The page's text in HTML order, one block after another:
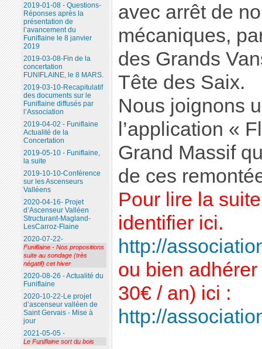
avec arrêt de
mécaniques,
des Grands
Tête des Saix.
Nous joignons
l’application «
Grand Massif
de ces
Pour lire la
identifier ici.
http://
ou bien adhérer
30€ / an) ici :
http://
2019-01-08 - Questions-
Réponses après la
présentation de
l’avancement du
Funiflaine le 8 janvier
2019
2019-03-08-Fin de la
concertation
FUNIFLAINE, le 8 MARS.
2019-03-10-Recapitulatif
des documents sur le
Funiflaine diffusés par
l’Association
2019-04-02 - Funiflaine
Actualité de la
Concertation
2019-05-10 - Funiflaine,
la suite
2019-10-10-Conférence
sur les Ascenseurs
Valléens
2020-04-16- Projet
d’Ascenseur Valléen
Structurant-Magland-
LesCarroz-Flaine
2020-07-22-
Funiflaine - Nos propositions
suite au sondage (très
négatif) cet hiver
2020-08-26 - Actualité du
Funiflaine
2020-10-22-Le projet
d’ascenseur valléen de
Saint Gervais - Mise à
jour
2021-05-05 -
Le Funiflaine sort du bois